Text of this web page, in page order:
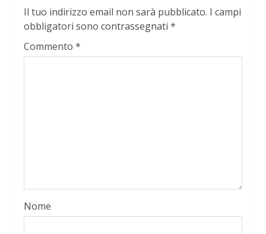
Il tuo indirizzo email non sarà pubblicato. I campi
obbligatori sono contrassegnati *
Commento *
Nome